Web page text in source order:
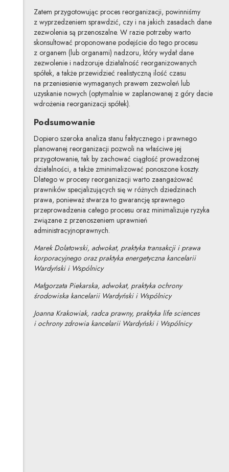
Zatem przygotowując proces reorganizacji, powinniśmy
z wyprzedzeniem sprawdzić, czy i na jakich zasadach dane
zezwolenia są przenoszalne. W razie potrzeby warto
skonsultować proponowane podejście do tego procesu
z organem (lub organami) nadzoru, który wydał dane
zezwolenie i nadzoruje działalność reorganizowanych
spółek, a także przewidzieć realistyczną ilość czasu
na przeniesienie wymaganych prawem zezwoleń lub
uzyskanie nowych (optymalnie w zaplanowanej z góry dacie
wdrożenia reorganizacji spółek).
Podsumowanie
Dopiero szeroka analiza stanu faktycznego i prawnego
planowanej reorganizacji pozwoli na właściwe jej
przygotowanie, tak by zachować ciągłość prowadzonej
działalności, a także zminimalizować ponoszone koszty.
Dlatego w procesy reorganizacji warto zaangażować
prawników specjalizujących się w różnych dziedzinach
prawa, ponieważ stwarza to gwarancję sprawnego
przeprowadzenia całego procesu oraz minimalizuje ryzyka
związane z przenoszeniem uprawnień
administracyjnoprawnych.
Marek Dolatowski, adwokat, praktyka transakcji i prawa
korporacyjnego oraz praktyka energetyczna kancelarii
Wardyński i Wspólnicy
Małgorzata Piekarska, adwokat, praktyka ochrony
środowiska kancelarii Wardyński i Wspólnicy
Joanna Krakowiak, radca prawny, praktyka life sciences
i ochrony zdrowia kancelarii Wardyński i Wspólnicy